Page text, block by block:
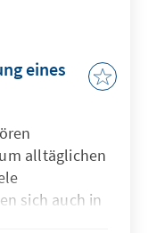
eines
alltäglichen
sich auch in